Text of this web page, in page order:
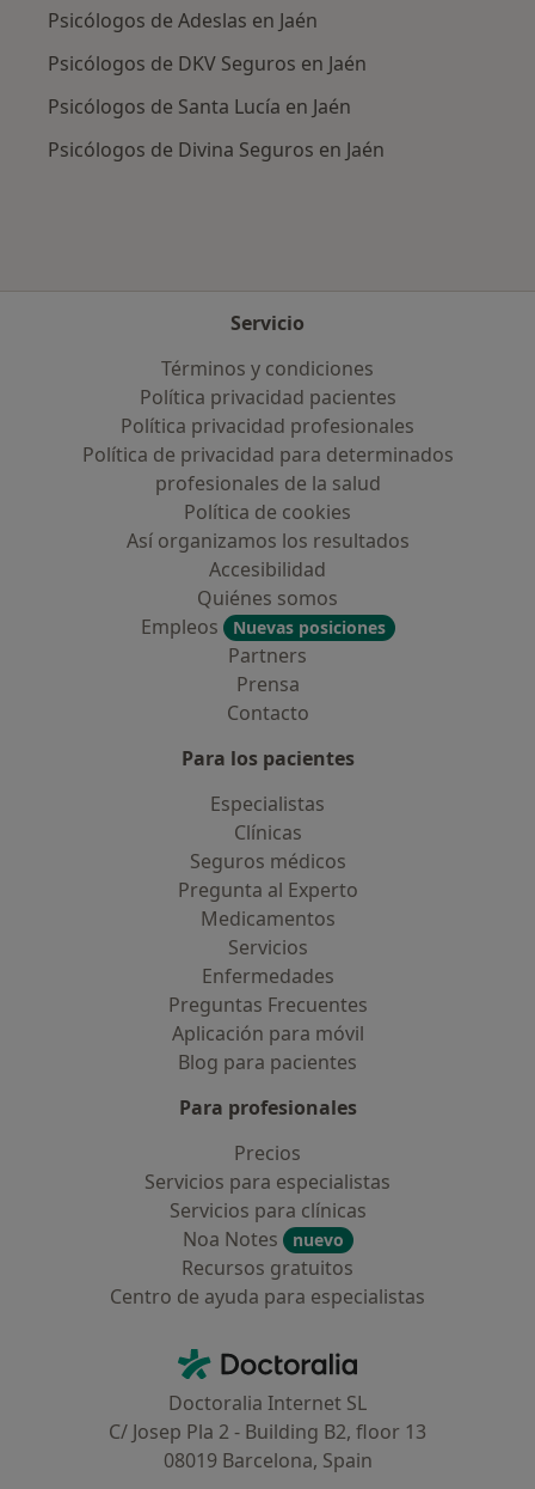
Psicólogos de Adeslas en Jaén
Psicólogos de DKV Seguros en Jaén
Psicólogos de Santa Lucía en Jaén
Psicólogos de Divina Seguros en Jaén
Servicio
Términos y condiciones
Política privacidad pacientes
Política privacidad profesionales
Política de privacidad para determinados
profesionales de la salud
Política de cookies
Así organizamos los resultados
Accesibilidad
Quiénes somos
Empleos
Nuevas posiciones
Partners
Prensa
Contacto
Para los pacientes
Especialistas
Clínicas
Seguros médicos
Pregunta al Experto
Medicamentos
Servicios
Enfermedades
Preguntas Frecuentes
Aplicación para móvil
Blog para pacientes
Para profesionales
Precios
Servicios para especialistas
Servicios para clínicas
Noa Notes
nuevo
Recursos gratuitos
Centro de ayuda para especialistas
Doctoralia - Página de inicio
Doctoralia Internet SL
C/ Josep Pla 2 - Building B2, floor 13
08019 Barcelona, Spain